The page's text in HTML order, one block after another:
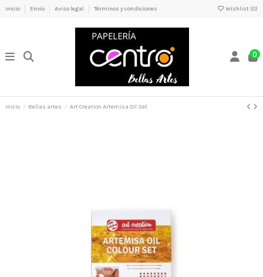
Inicio Envío Aviso legal Términos y condiciones Wishlist (0)
0
Inicio Bellas artes Art Creation Artemisa Oil Set